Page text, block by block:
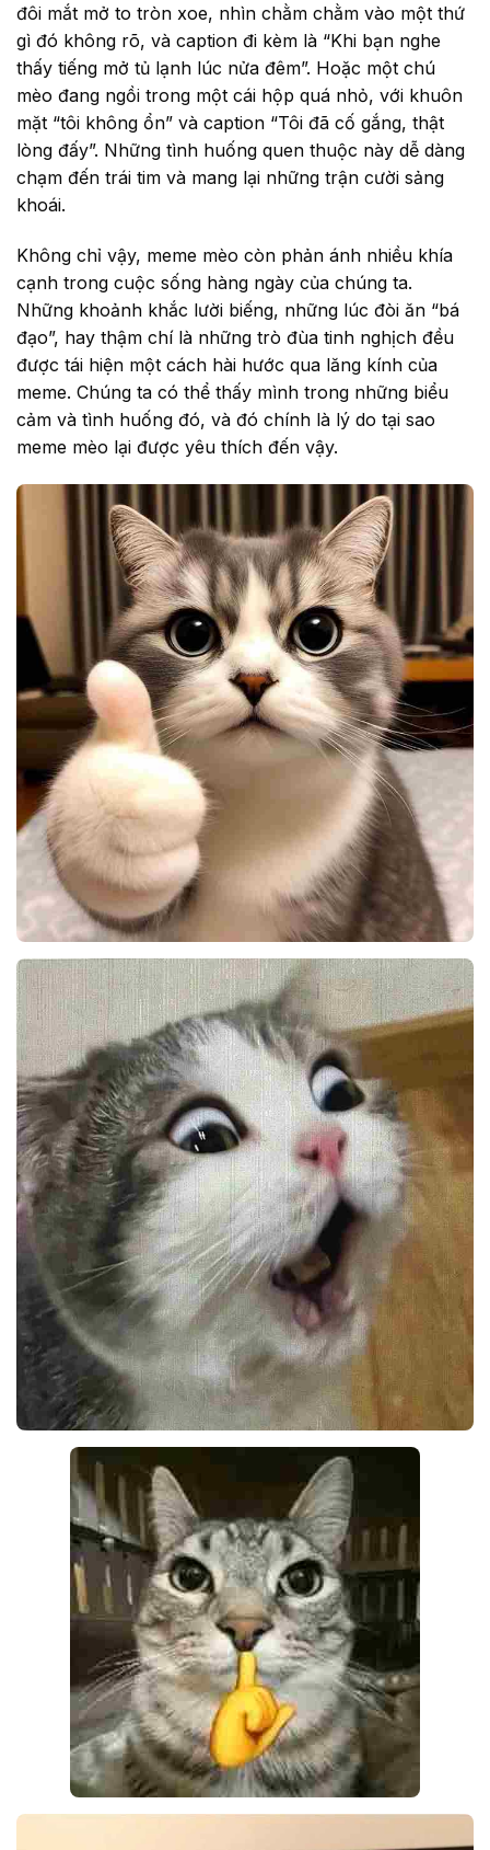
đôi mắt mở to tròn xoe, nhìn chằm chằm vào một thứ
gì đó không rõ, và caption đi kèm là “Khi bạn nghe
thấy tiếng mở tủ lạnh lúc nửa đêm”. Hoặc một chú
mèo đang ngồi trong một cái hộp quá nhỏ, với khuôn
mặt “tôi không ổn” và caption “Tôi đã cố gắng, thật
lòng đấy”. Những tình huống quen thuộc này dễ dàng
chạm đến trái tim và mang lại những trận cười sảng
khoái.
Không chỉ vậy, meme mèo còn phản ánh nhiều khía
cạnh trong cuộc sống hàng ngày của chúng ta.
Những khoảnh khắc lười biếng, những lúc đòi ăn “bá
đạo”, hay thậm chí là những trò đùa tinh nghịch đều
được tái hiện một cách hài hước qua lăng kính của
meme. Chúng ta có thể thấy mình trong những biểu
cảm và tình huống đó, và đó chính là lý do tại sao
meme mèo lại được yêu thích đến vậy.